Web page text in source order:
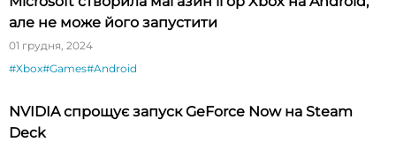
але не може його запустити
01 грудня, 2024
#Xbox#Games#Android
NVIDIA спрощує запуск GeForce Now на Steam
Deck